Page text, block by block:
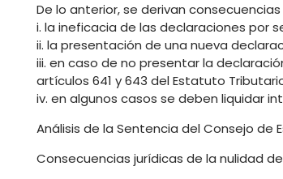
De lo anterior, se derivan
i. la ineficacia de las declaraciones por
ii. la presentación de una nueva
iii. en caso de no presentar la
artículos 641 y 643 del Estatuto
iv. en algunos casos se deben liquidar
Análisis de la Sentencia del Consejo de
Consecuencias jurídicas de la nulidad